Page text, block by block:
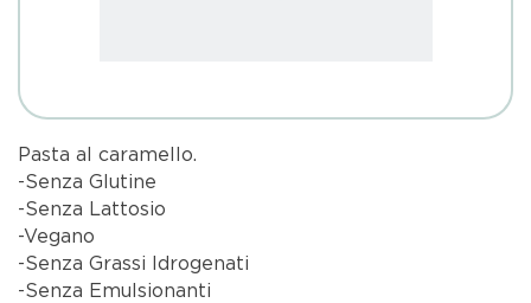
Pasta al caramello.
-Senza Glutine
-Senza Lattosio
-Vegano
-Senza Grassi Idrogenati
-Senza Emulsionanti